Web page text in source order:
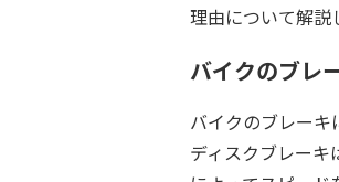
理由について解説
バイクのブレ
バイクのブレーキ
ディスクブレー